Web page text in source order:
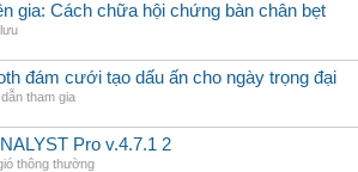
gia: Cách chữa hội chứng bàn chân bẹt
đám cưới tạo dấu ấn cho ngày trọng đại
tham gia
Pro v.4.7.1 2
thông thường